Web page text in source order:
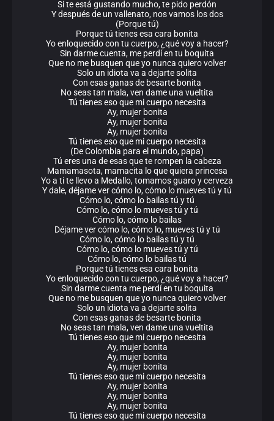
Si te está gustando mucho, te pido perdón
Y después de un vallenato, nos vamos los dos
(Porque tú)
Porque tú tienes esa cara bonita
Yo enloquecido con tu cuerpo, ¿qué voy a hacer?
Sin darme cuenta, me perdí en tu boquita
Que no me busquen que yo nunca quiero volver
Solo un idiota va a dejarte solita
Con esas ganas de besarte bonita
No seas tan mala, ven dame una vueltita
Tú tienes eso que mi cuerpo necesita
Ay, mujer bonita
Ay, mujer bonita
Ay, mujer bonita
Tú tienes eso que mi cuerpo necesita
(De Colombia para el mundo, papa)
Tú eres una de esas que te rompen la cabeza
Mamamasota, mamacita lo que quiera princesa
Yo a ti te llevo a Medallo, tomamos guaro y cerveza
Y dale, déjame ver cómo lo, cómo lo mueves tú y tú
Cómo lo, cómo lo bailas tú y tú
Cómo lo, cómo lo mueves tú y tú
Cómo lo, cómo lo bailas
Déjame ver cómo lo, cómo lo, mueves tú y tú
Cómo lo, cómo lo bailas tú y tú
Cómo lo, cómo lo mueves tú y tú
Cómo lo, cómo lo bailas tú
Porque tú tienes esa cara bonita
Yo enloquecido con tu cuerpo, ¿qué voy a hacer?
Sin darme cuenta me perdí en tu boquita
Que no me busquen que yo nunca quiero volver
Solo un idiota va a dejarte solita
Con esas ganas de besarte bonita
No seas tan mala, ven dame una vueltita
Tú tienes eso que mi cuerpo necesita
Ay, mujer bonita
Ay, mujer bonita
Ay, mujer bonita
Tú tienes eso que mi cuerpo necesita
Ay, mujer bonita
Ay, mujer bonita
Ay, mujer bonita
Tú tienes eso que mi cuerpo necesita